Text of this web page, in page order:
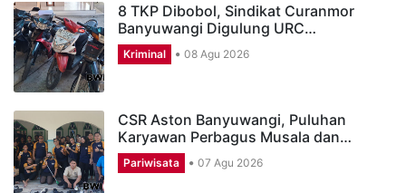
8 TKP Dibobol, Sindikat Curanmor
Banyuwangi Digulung URC…
Kriminal 08 Agu 2026
CSR Aston Banyuwangi, Puluhan
Karyawan Perbagus Musala dan…
Pariwisata 07 Agu 2026